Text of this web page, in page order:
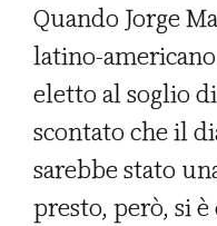
Quando Jorge
latino-
eletto al soglio
scontato che il
sarebbe stato
presto, però, si